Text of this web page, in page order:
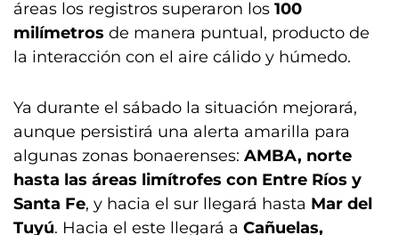
áreas los registros superaron los 100
milímetros de manera puntual, producto de
la interacción con el aire cálido y húmedo.
Ya durante el sábado la situación mejorará,
aunque persistirá una alerta amarilla para
algunas zonas bonaerenses: AMBA, norte
hasta las áreas limítrofes con Entre Ríos y
Santa Fe, y hacia el sur llegará hasta Mar del
Tuyú. Hacia el este llegará a Cañuelas,